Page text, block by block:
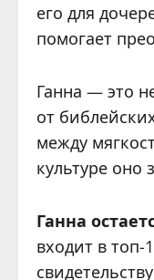
его для
помогает
Ганна — это
от
между
культуре оно
Ганна
входит в